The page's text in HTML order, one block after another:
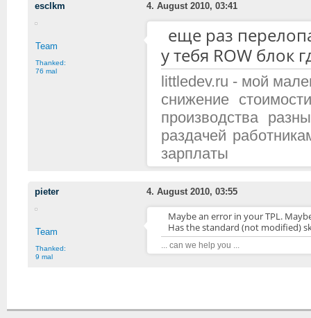
esclkm 4. August 2010, 03:41
Team
Thanked:
76 mal
еще раз
у тебя ROW блок
littledev.ru - мой
снижение
производства
раздачей
зарплаты
pieter 4. August 2010, 03:55
Team
Thanked:
9 mal
Maybe an error in your TPL.
Has the standard (not modified)
... can we help you ...